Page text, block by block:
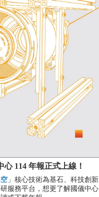
114 年報正式上線！
」核心技術為基石、科技創新
服務平台，想更了解國儀中心